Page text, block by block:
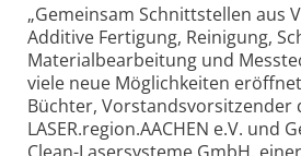
„Gemeinsam Schnittstellen aus
Additive Fertigung, Reinigung,
Materialbearbeitung und
viele neue Möglichkeiten
Büchter, Vorstandsvorsitzender
LASER.region.AACHEN e.V. und